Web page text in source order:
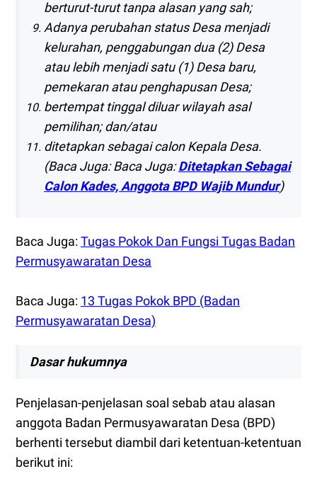
berturut-turut tanpa alasan yang sah;
Adanya perubahan status Desa menjadi
kelurahan, penggabungan dua (2) Desa
atau lebih menjadi satu (1) Desa baru,
pemekaran atau penghapusan Desa;
bertempat tinggal diluar wilayah asal
pemilihan; dan/atau
ditetapkan sebagai calon Kepala Desa.
(Baca Juga:Baca Juga:Ditetapkan Sebagai
Calon Kades, Anggota BPD Wajib Mundur)
Baca Juga:Tugas Pokok Dan Fungsi Tugas Badan
Permusyawaratan Desa
Baca Juga: 13 Tugas Pokok BPD (Badan
Permusyawaratan Desa)
Dasar hukumnya
Penjelasan-penjelasan soal sebab atau alasan
anggota Badan Permusyawaratan Desa (BPD)
berhenti tersebut diambil dari ketentuan-ketentuan
berikut ini: